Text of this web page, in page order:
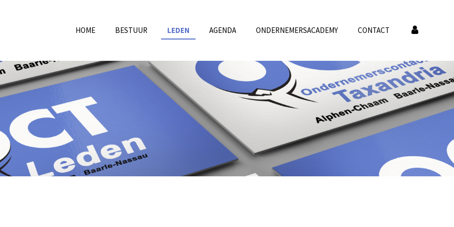
HOME BESTUUR LEDEN AGENDA ONDERNEMERSACADEMY CONTACT